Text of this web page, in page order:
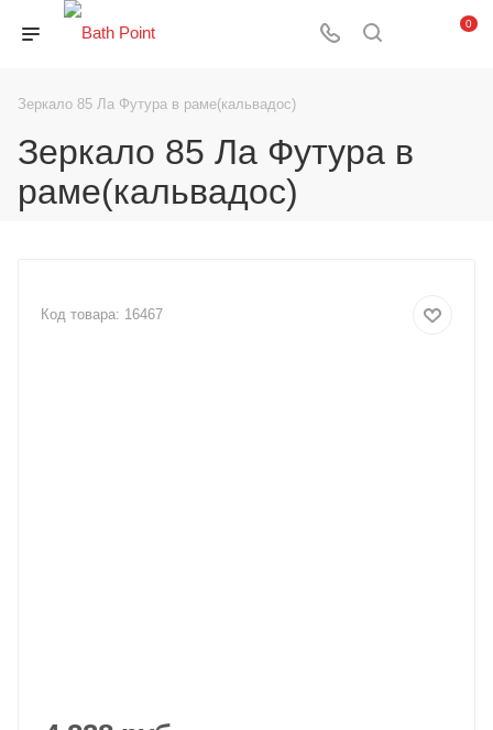
0
Зеркало 85 Ла Футура в раме(кальвадос)
Зеркало 85 Ла Футура в
раме(кальвадос)
Код товара: 16467